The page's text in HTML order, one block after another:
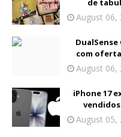
de
August 06,
com
August 06,
iPhone 17
August 05,